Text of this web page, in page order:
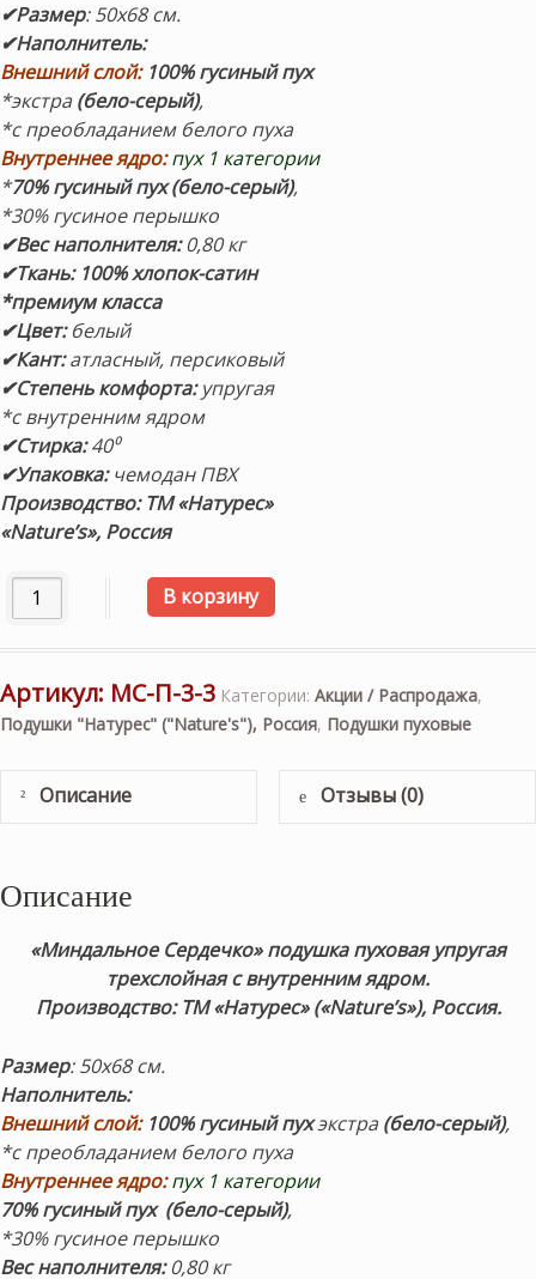
✔Размер: 50х68 см.
✔Наполнитель:
Внешний слой: 100% гусиный пух
*экстра (бело-серый),
*c преобладанием белого пуха
Внутреннее ядро:пух 1 категории
*70% гусиный пух(бело-серый),
*30% гусиное перышко
✔Вес наполнителя:0,80 кг
✔Ткань: 100% хлопок-сатин
*премиум класса
✔Цвет:белый
✔Кант:атласный, персиковый
✔Степень комфорта:упругая
*с внутренним ядром
✔Стирка:40⁰
✔Упаковка:чемодан ПВХ
Производство: ТМ «Натурес»
«Nature’s», Россия
Количество товара «Миндальное Сердечко» 50х68см.
В корзину
Артикул: МС-П-3-3 Категории: Акции / Распродажа,
Подушки "Натурес" ("Nature's"), Россия, Подушки пуховые
Описание Отзывы (0)
Описание
«Миндальное Сердечко» подушка пуховая упругая
трехслойная с внутренним ядром.
Производство: ТМ «Натурес» («Nature’s»), Россия.
Размер: 50х68 см.
Наполнитель:
Внешний слой: 100% гусиный пухэкстра (бело-серый),
*c преобладанием белого пуха
Внутреннее ядро:пух 1 категории
70% гусиный пух (бело-серый),
*30% гусиное перышко
Вес наполнителя:0,80 кг